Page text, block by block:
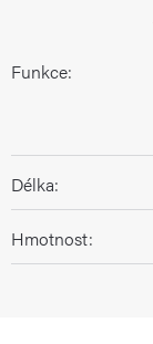
Funkce:
Délka:
Hmotnost: